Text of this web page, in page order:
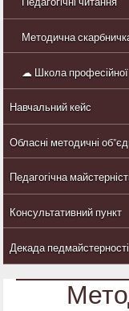
Методична
☁ Школа професійної
Навчальний кейс
Обласні методичні
Педагогічна
Консультативний пункт
Декада педмайстерності